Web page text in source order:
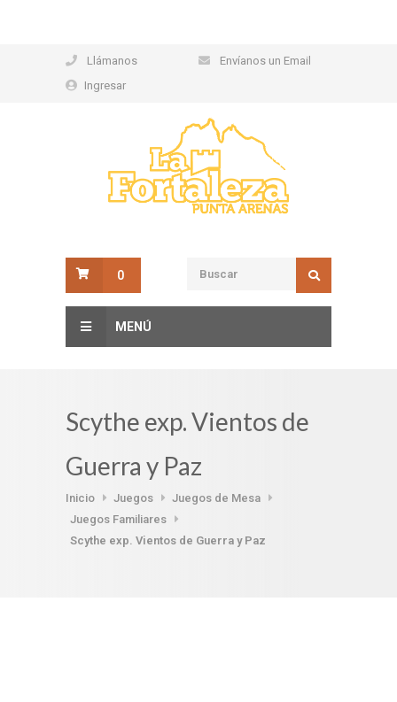
Llámanos
Envíanos un Email
Ingresar
0
MENÚ
Scythe exp. Vientos de
Guerra y Paz
Inicio Juegos
Juegos de Mesa
Juegos Familiares
Scythe exp. Vientos de Guerra y Paz